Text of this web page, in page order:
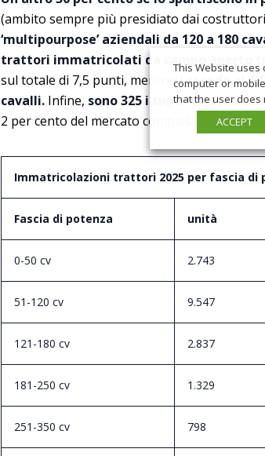
(ambito sempre più presidiato dai
‘multipourpose’ aziendali da 120 a 180
trattori immatricolati da campo aperto tra
sul totale di 7,5 punti, mentre si scende al
cavalli. Infine, sono 325 i super trattori
2 per cento del mercato complessivo.
Immatricolazioni trattori 2025 per fascia di
Fascia di potenza unità
0-50 cv 2.743
51-120 cv 9.547
121-180 cv 2.837
181-250 cv 1.329
251-350 cv 798
This Website uses
computer or
that the user does
ACCEPT